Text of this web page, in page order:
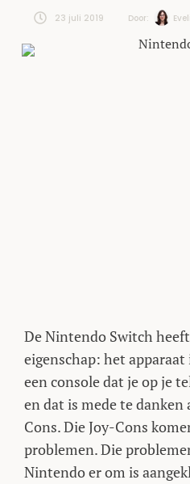
23 juli 2019 Door:
De Nintendo Switch
eigenschap: het
een console dat je op je
en dat is mede te danken
Cons. Die Joy-Cons
problemen. Die
Nintendo er om is